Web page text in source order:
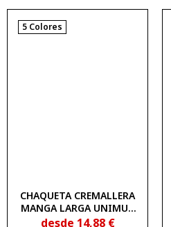
5 Colores
CHAQUETA CREMALLERA
MANGA LARGA UNIMUR
COLORS 1838202
desde 14,88 €